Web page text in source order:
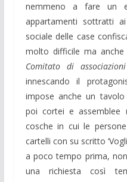
nemmeno a fare un
appartamenti sottratti ai
sociale delle case
molto difficile ma
Comitato di
innescando il
impose anche un
poi cortei e assemblee
cosche in cui le
cartelli con su scritto
a poco tempo prima,
una richiesta così